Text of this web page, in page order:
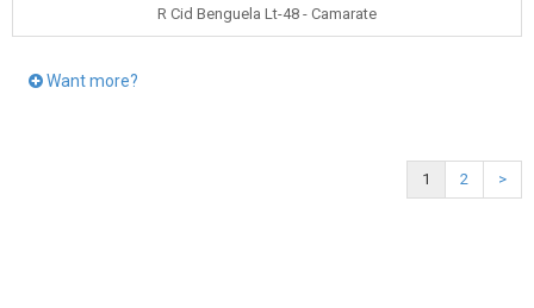
R Cid Benguela Lt-48 - Camarate
Want more?
1 2 >